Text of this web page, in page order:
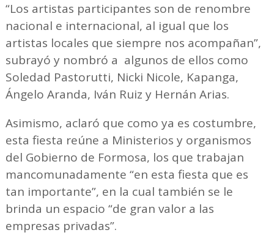
“Los artistas participantes son de renombre
nacional e internacional, al igual que los
artistas locales que siempre nos acompañan”,
subrayó y nombró a algunos de ellos como
Soledad Pastorutti, Nicki Nicole, Kapanga,
Ángelo Aranda, Iván Ruiz y Hernán Arias.
Asimismo, aclaró que como ya es costumbre,
esta fiesta reúne a Ministerios y organismos
del Gobierno de Formosa, los que trabajan
mancomunadamente “en esta fiesta que es
tan importante”, en la cual también se le
brinda un espacio “de gran valor a las
empresas privadas”.